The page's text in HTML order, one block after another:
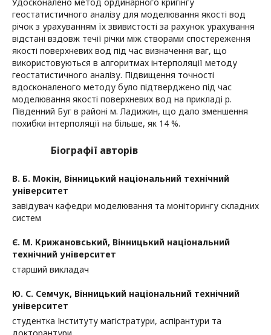
геостатистичного аналізу для моделювання якості вод
річок з урахуванням їх звивистості за рахунок урахування
відстані вздовж течії річки між створами спостереження
якості поверхневих вод під час визначення ваг, що
використовуються в алгоритмах інтерполяції методу
геостатистичного аналізу. Підвищення точності
вдосконаленого методу було підтверджено під час
моделювання якості поверхневих вод на прикладі р.
Південний Буг в районі м. Ладижин, що дало зменшення
похибки інтерполяції на більше, як 14 %.
Біографії авторів
В. Б. Мокін, Вінницький національний технічний
університет
завідувач кафедри моделювання та моніторингу складних
систем
Є. М. Крижановський, Вінницький національний
технічний університет
старший викладач
Ю. С. Семчук, Вінницький національний технічний
університет
студентка Інституту магістратури, аспірантури та